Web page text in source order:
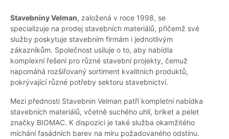
Stavebniny Velman, založená v roce 1998, se
specializuje na prodej stavebních materiálů, přičemž své
služby poskytuje stavebním firmám i jednotlivým
zákazníkům. Společnost usiluje o to, aby nabídla
komplexní řešení pro různé stavební projekty, čemuž
napomáhá rozšiřovaný sortiment kvalitních produktů,
pokrývající různé potřeby sektoru stavebnictví.
Mezi přednosti Stavebnin Velman patří kompletní nabídka
stavebních materiálů, včetně suchého uhlí, briket a pelet
značky BIOMAC. K dispozici je také služba okamžitého
míchání fasádních barev na míru požadovaného odstínu.